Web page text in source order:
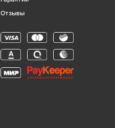
Отзывы